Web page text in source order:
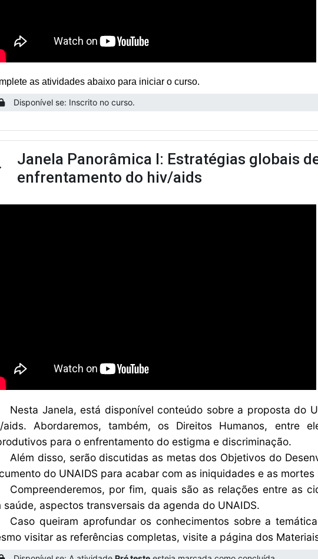
as atividades abaixo para iniciar o curso.
Disponível se: Inscrito no curso.
Janela Panorâmica I: Estratégias globais
enfrentamento do hiv/aids
Nesta Janela, está disponível conteúdo sobre a proposta do
aids. Abordaremos, também, os Direitos Humanos, entre
para o enfrentamento do estigma e discriminação.
Além disso, serão discutidas as metas dos Objetivos do
do UNAIDS para acabar com as iniquidades e as
Compreenderemos, por fim, quais são as relações entre as
saúde, aspectos transversais da agenda do UNAIDS.
Caso queiram aprofundar os conhecimentos sobre a
visitar as referências completas, visite a página dos